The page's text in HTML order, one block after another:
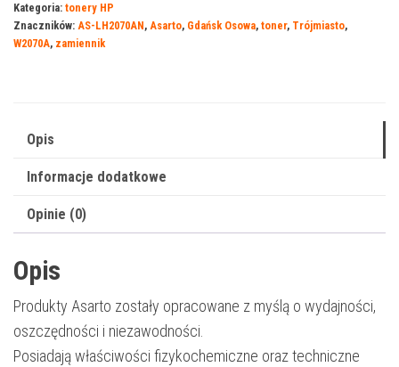
HP
117BN
1000
black
Kategoria: tonery HP
Znaczników: AS-LH2070AN, Asarto, Gdańsk Osowa, toner, Trójmiasto,
W2070A, zamiennik
Opis
Informacje dodatkowe
Opinie (0)
Opis
Produkty Asarto zostały opracowane z myślą o wydajności,
oszczędności i niezawodności.
Posiadają właściwości fizykochemiczne oraz techniczne